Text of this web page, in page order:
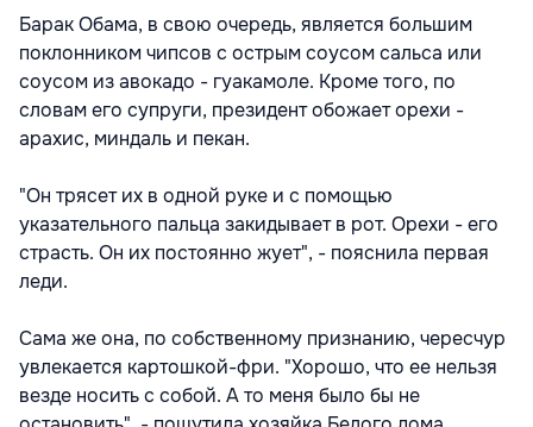
Барак Обама, в свою очередь, является большим
поклонником чипсов с острым соусом сальса или
соусом из авокадо - гуакамоле. Кроме того, по
словам его супруги, президент обожает орехи -
арахис, миндаль и пекан.
"Он трясет их в одной руке и с помощью
указательного пальца закидывает в рот. Орехи - его
страсть. Он их постоянно жует", - пояснила первая
леди.
Сама же она, по собственному признанию, чересчур
увлекается картошкой-фри. "Хорошо, что ее нельзя
везде носить с собой. А то меня было бы не